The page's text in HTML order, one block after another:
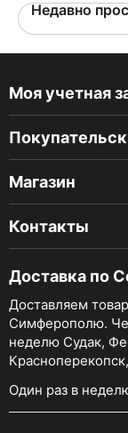
Недавно
Моя учетная
Магазин
Контакты
Доставка по
Доставляем
Симферополю.
неделю Судак,
Один раз в